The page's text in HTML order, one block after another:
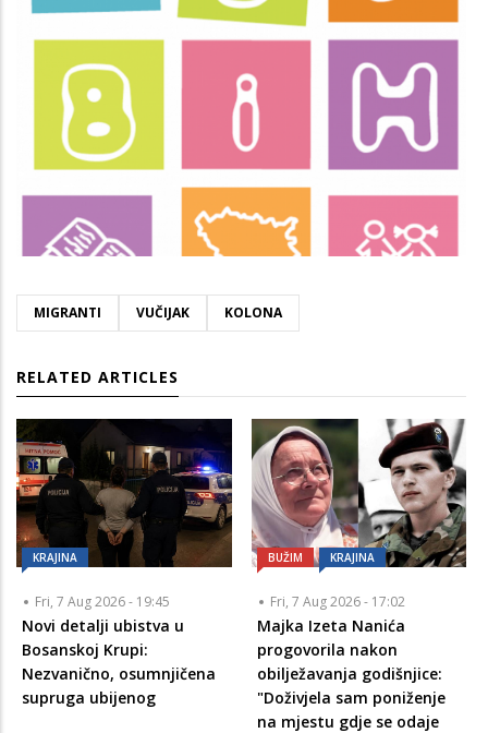
MIGRANTI VUČIJAK KOLONA
RELATED ARTICLES
KRAJINA
Fri, 7 Aug 2026 - 19:45
Novi detalji ubistva u
Bosanskoj Krupi:
Nezvanično, osumnjičena
supruga ubijenog
BUŽIM KRAJINA
Fri, 7 Aug 2026 - 17:02
Majka Izeta Nanića
progovorila nakon
obilježavanja godišnjice:
"Doživjela sam poniženje
na mjestu gdje se odaje